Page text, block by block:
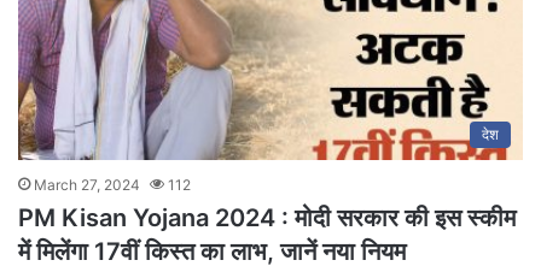
देश
March 27, 2024 112
PM Kisan Yojana 2024 : मोदी सरकार की इस स्कीम
में मिलेंगा 17वीं किस्त का लाभ, जानें नया नियम